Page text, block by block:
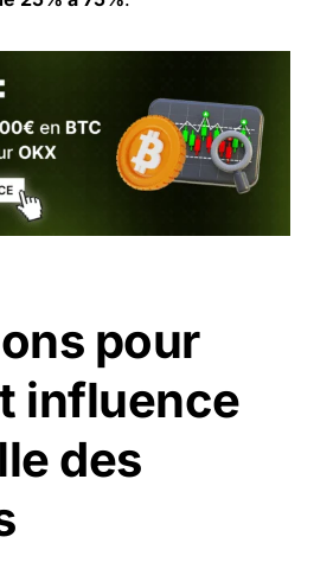
pour
influence
des